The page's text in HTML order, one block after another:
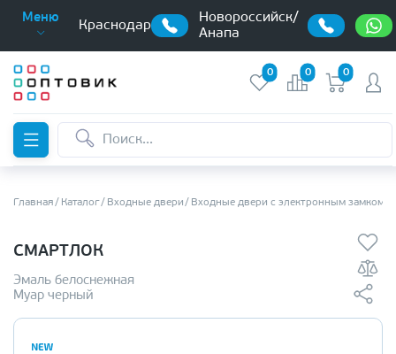
Меню
Краснодар
Новороссийск/
Анапа
0 0 0
Главная Каталог Входные двери Входные двери с электронным замком
СМАРТЛОК
Эмаль белоснежная
Муар черный